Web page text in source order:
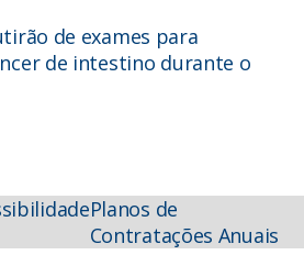
de exames para
de intestino durante o
Planos de
Contratações Anuais